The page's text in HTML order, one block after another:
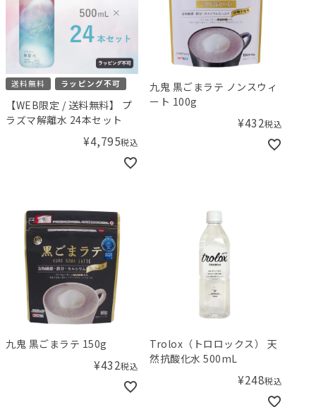
送料無料 ラッピング不可
【WEB限定 / 送料無料】 プ
ラズマ解離水 24本セット
¥4,795税込
九鬼 黒ごまラテ ノンスウィ
ート 100g
¥432税込
九鬼 黒ごまラテ 150g
¥432税込
Trolox（トロロックス） 天
然抗酸化水 500mL
¥248税込